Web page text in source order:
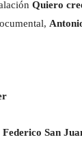
Quiero
Federico San